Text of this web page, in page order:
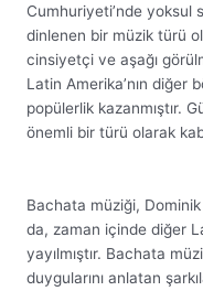
Cumhuriyeti’nde yoksul
dinlenen bir müzik türü
cinsiyetçi ve aşağı
Latin Amerika’nın diğer
popülerlik kazanmıştır.
önemli bir türü olarak
Bachata müziği, Dominik
da, zaman içinde diğer
yayılmıştır. Bachata
duygularını anlatan